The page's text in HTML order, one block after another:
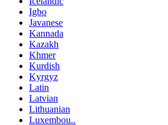
Igbo
Javanese
Kannada
Kazakh
Khmer
Kurdish
Kyrgyz
Latin
Latvian
Lithuanian
Luxembou..